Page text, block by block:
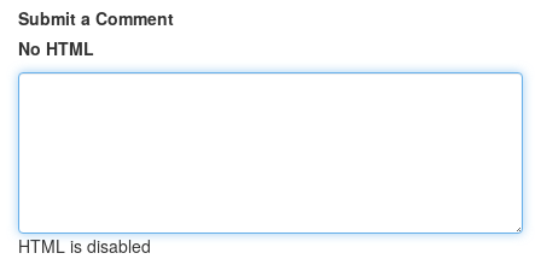
Submit a Comment
No HTML
HTML is disabled